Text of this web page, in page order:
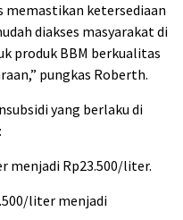
memastikan ketersediaan
diakses masyarakat di
produk BBM berkualitas
pungkas Roberth.
yang berlaku di
menjadi Rp23.500/liter.
liter menjadi